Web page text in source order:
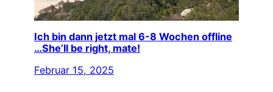
Ich bin dann jetzt mal 6-8 Wochen offline
…She’ll be right, mate!
Februar 15, 2025